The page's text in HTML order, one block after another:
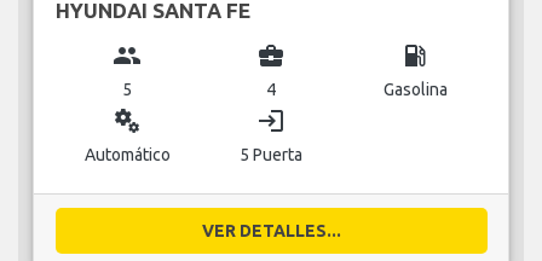
HYUNDAI SANTA FE
group
5
business_center
4
local_gas_station
Gasolina
miscellaneous_services
Automático
login
5 Puerta
VER DETALLES...